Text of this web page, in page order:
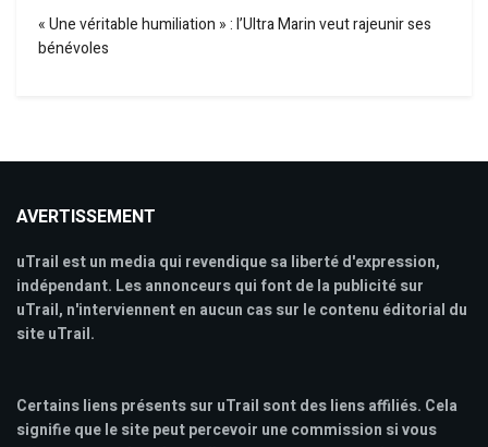
« Une véritable humiliation » : l’Ultra Marin veut rajeunir ses
bénévoles
AVERTISSEMENT
uTrail est un media qui revendique sa liberté d'expression,
indépendant. Les annonceurs qui font de la publicité sur
uTrail, n'interviennent en aucun cas sur le contenu éditorial du
site uTrail.
Certains liens présents sur uTrail sont des liens affiliés. Cela
signifie que le site peut percevoir une commission si vous